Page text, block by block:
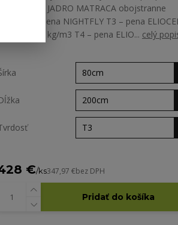
odpočinok. JADRO MATRACA obojstranne
komfortná pena NIGHTFLY T3 – pena
hustotou 28 kg/m3 T4 – pena ELIO... celý
€/ks347,97 €bez DPH
Pridať do košíka